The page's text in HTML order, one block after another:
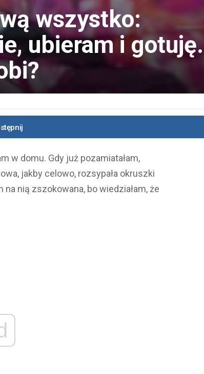
wszystko:
ubieram i gotuję.
w domu. Gdy już pozamiatałam,
jakby celowo, rozsypała okruszki
nią zszokowana, bo wiedziałam, że